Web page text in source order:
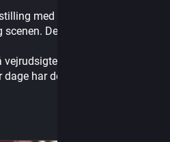
med ballet og opera mens
Det kan kun blive godt!
vejrudsigten dog lidt trist ud,
har den sagt høj sol i